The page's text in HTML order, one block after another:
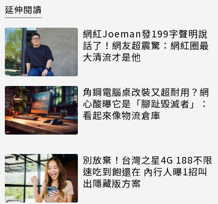
延伸閱讀
網紅Joeman發199字聲明說
話了！網友超震驚：網紅圈最
大清流才是他
角鋼電腦桌改裝又超耐用？網
心酸曝它是「腳趾毀滅者」：
看起來像物流倉庫
別放棄！台灣之星4G 188不限
速吃到飽還在 內行人曝1招叫
出隱藏版方案